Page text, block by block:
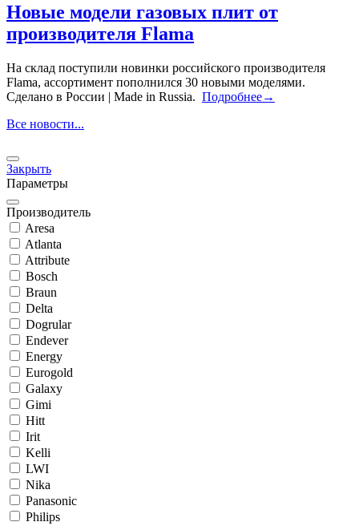
Новые модели газовых плит от
производителя Flama
На склад поступили новинки российского производителя
Flama, ассортимент пополнился 30 новыми моделями.
Сделано в России | Made in Russia. Подробнее→
Все новости...
Закрыть
Параметры
Производитель
Aresa
Atlanta
Attribute
Bosch
Braun
Delta
Dogrular
Endever
Energy
Eurogold
Galaxy
Gimi
Hitt
Irit
Kelli
LWI
Nika
Panasonic
Philips